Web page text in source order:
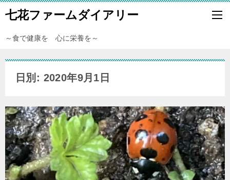
七花ファームダイアリー
～食で健康を 心に栄養を～
日別: 2020年9月1日